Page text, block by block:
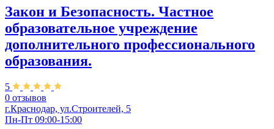
Закон и Безопасность. Частное
образовательное учреждение
дополнительного профессионального
образования.
5
0 отзывов
г.Краснодар, ул.Строителей, 5
Пн-Пт 09:00-15:00